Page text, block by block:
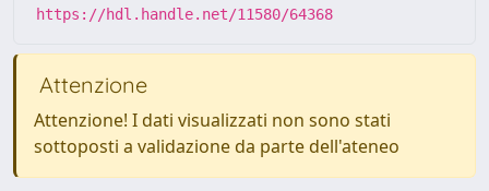
https://hdl.handle.net/11580/64368
Attenzione
Attenzione! I dati visualizzati non sono stati
sottoposti a validazione da parte dell'ateneo